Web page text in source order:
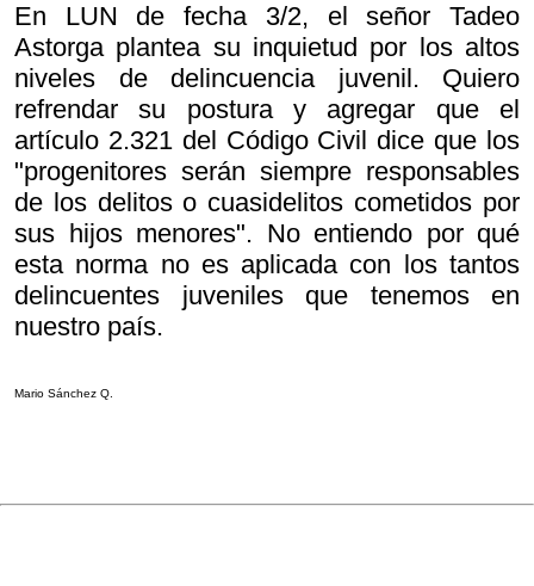
En LUN de fecha 3/2, el señor Tadeo
Astorga plantea su inquietud por los altos
niveles de delincuencia juvenil. Quiero
refrendar su postura y agregar que el
artículo 2.321 del Código Civil dice que los
"progenitores serán siempre responsables
de los delitos o cuasidelitos cometidos por
sus hijos menores". No entiendo por qué
esta norma no es aplicada con los tantos
delincuentes juveniles que tenemos en
nuestro país.
Mario Sánchez Q.